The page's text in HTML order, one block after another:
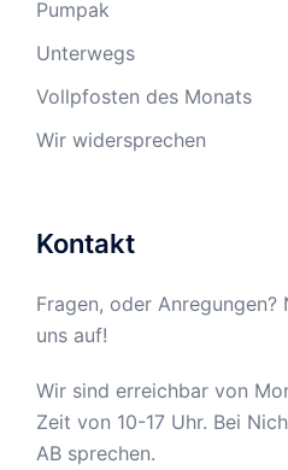
Pumpak
Unterwegs
Vollpfosten des Monats
Wir widersprechen
Kontakt
Fragen, oder
uns auf!
Wir sind erreichbar von
Zeit von 10-17 Uhr. Bei
AB sprechen.